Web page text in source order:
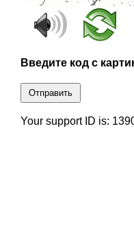
Введите код с
Отправить
Your support ID is: